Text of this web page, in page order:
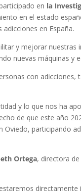
en la
en el estado
en España.
y mejorar nuestras
nuevas máquinas y
con adicciones,
y lo que nos ha
de que este año
Oviedo, participando
Ortega, directora de
directamente